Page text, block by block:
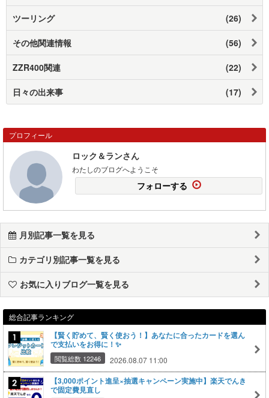
ツーリング (26)
その他関連情報 (56)
ZZR400関連 (22)
日々の出来事 (17)
プロフィール
ロック＆ランさん
わたしのブログへようこそ
フォローする
月別記事一覧を見る
カテゴリ別記事一覧を見る
お気に入りブログ一覧を見る
総合記事ランキング
【賢く貯めて、賢く使おう！】あなたに合ったカードを選ん
で支払いをお得に！✨
閲覧総数 12246 2026.08.07 11:00
【3,000ポイント進呈×抽選キャンペーン実施中】楽天でんき
で固定費見直し